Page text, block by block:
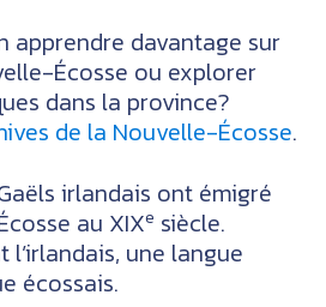
apprendre davantage sur
Écosse ou explorer
dans la province?
de la Nouvelle-Écosse.
irlandais ont émigré
au XIXe siècle.
l’irlandais, une langue
écossais.